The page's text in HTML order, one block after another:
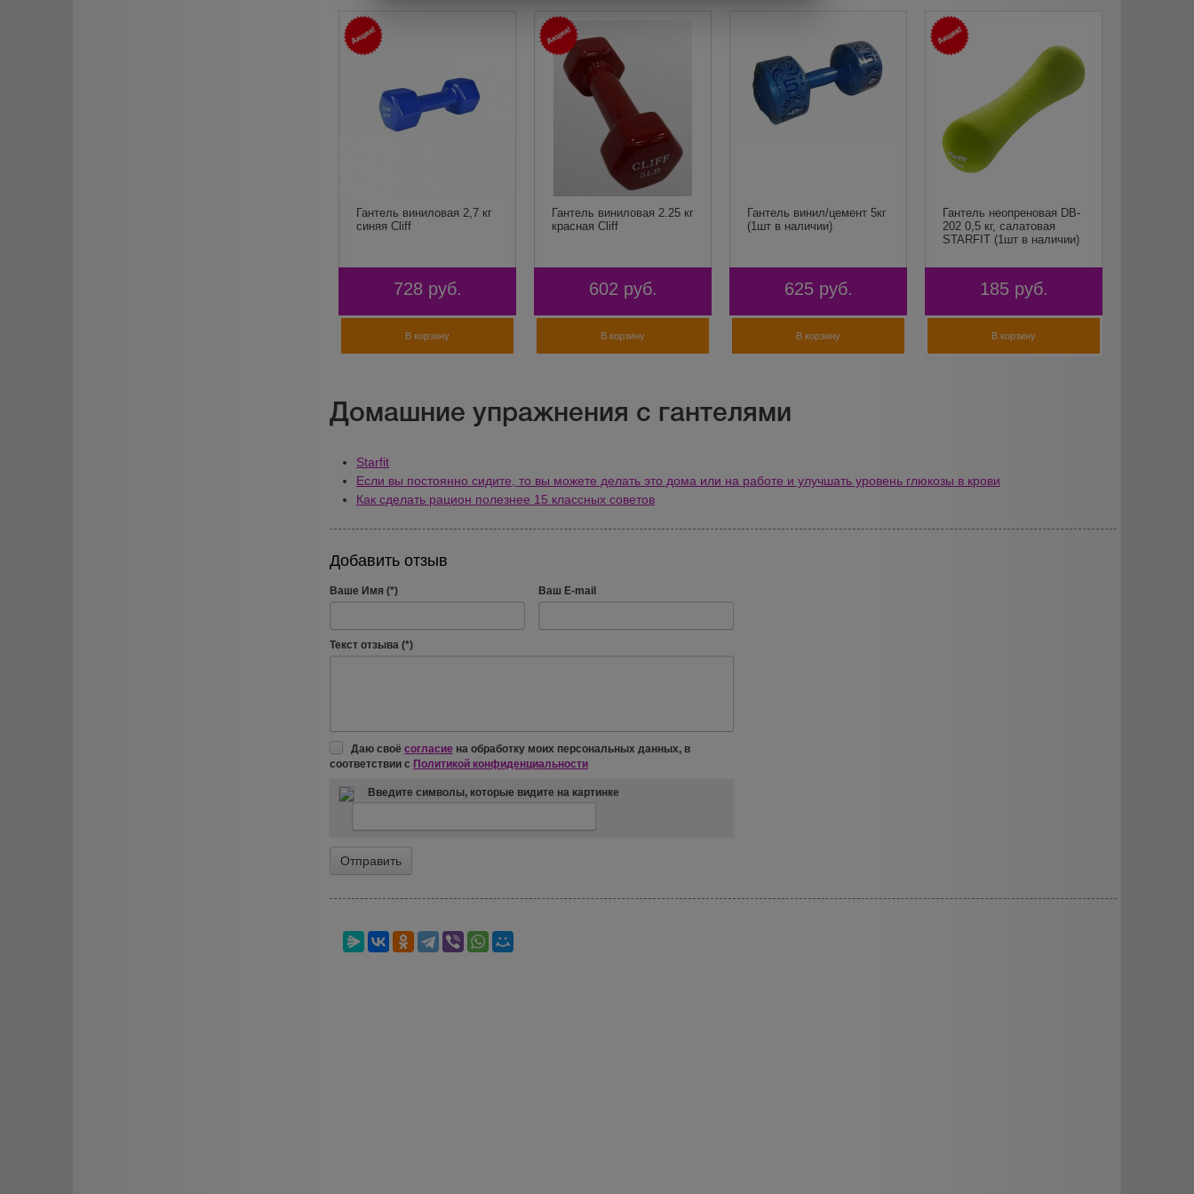
Гантель виниловая 2,7 кг
синяя Cliff
728 руб.
В корзину
Гантель виниловая 2.25 кг
красная Cliff
602 руб.
В корзину
Гантель винил/цемент 5кг
(1шт в наличии)
625 руб.
В корзину
Гантель неопреновая DB-
202 0,5 кг, салатовая
STARFIT (1шт в наличии)
185 руб.
В корзину
Домашние упражнения с гантелями
Starfit
Если вы постоянно сидите, то вы можете делать это дома или на работе и улучшать уровень глюкозы в крови
Как сделать рацион полезнее 15 классных советов
Добавить отзыв
Ваше Имя (*) Ваш E-mail
Текст отзыва (*)
Даю своё согласие на обработку моих персональных данных, в
соответствии с Политикой конфиденциальности
Введите символы, которые видите на картинке